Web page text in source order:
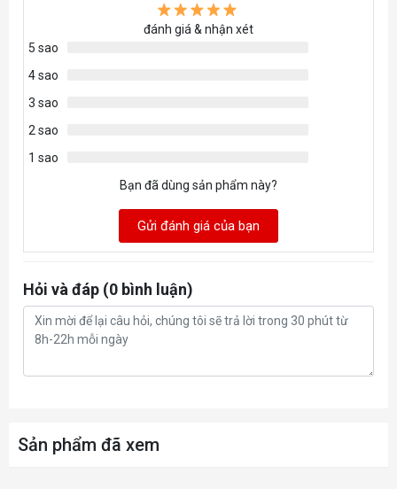
đánh giá & nhận xét
5 sao
4 sao
3 sao
2 sao
1 sao
Bạn đã dùng sản phẩm này?
Gửi đánh giá của bạn
Hỏi và đáp (0 bình luận)
Sản phẩm đã xem